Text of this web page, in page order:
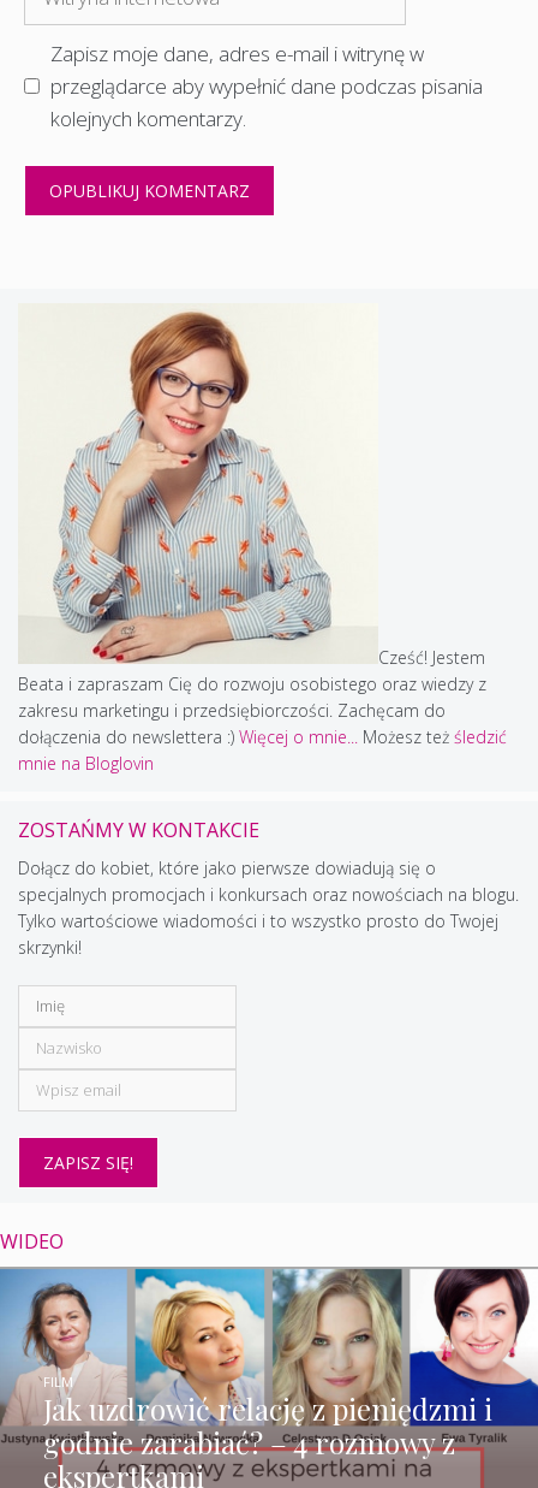
internetowa
Zapisz moje dane, adres e-mail i witrynę w
przeglądarce aby wypełnić dane podczas pisania
kolejnych komentarzy.
Cześć! Jestem
Beata i zapraszam Cię do rozwoju osobistego oraz wiedzy z
zakresu marketingu i przedsiębiorczości. Zachęcam do
dołączenia do newslettera :) Więcej o mnie... Możesz też śledzić
mnie na Bloglovin
ZOSTAŃMY W KONTAKCIE
Dołącz do kobiet, które jako pierwsze dowiadują się o
specjalnych promocjach i konkursach oraz nowościach na blogu.
Tylko wartościowe wiadomości i to wszystko prosto do Twojej
skrzynki!
WIDEO
Jak uzdrowić relację z pieniędzmi i
godnie zarabiać? – 4 rozmowy z
ekspertkami
FILM